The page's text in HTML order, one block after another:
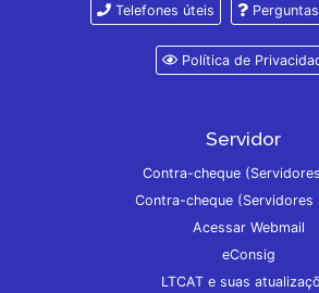
Telefones úteis
Política de
Servidor
Contra-cheque
Contra-cheque (Servidores
Acessar Webmail
eConsig
LTCAT e suas